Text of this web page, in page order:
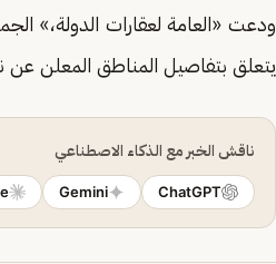
ودعت «العامة لعقارات الدولة،»
يتعلق بتفاصيل المناطق المعلن عن
ناقش الخبر مع الذكاء الاصطناعي
ChatGPT
Gemini